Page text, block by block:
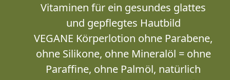
Vitaminen für ein gesundes glattes
und gepflegtes Hautbild
VEGANE Körperlotion ohne Parabene,
ohne Silikone, ohne Mineralöl = ohne
Paraffine, ohne Palmöl, natürlich